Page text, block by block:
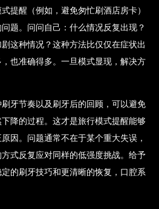
提醒（例如，避免匆忙刷酒店房卡）
题。问问自己：什么情况反复出现？
这种情况？这种方法比仅仅在症状出
也准确得多。一旦模式显现，解决方
牙节奏以及刷牙后的回顾，可以避免
降的过程。这才是旅行模式提醒能够
因。问题通常不在于某个重大失误，
式反复应对同样的低强度挑战。给予
的刷牙技巧和更清晰的恢复，口腔系